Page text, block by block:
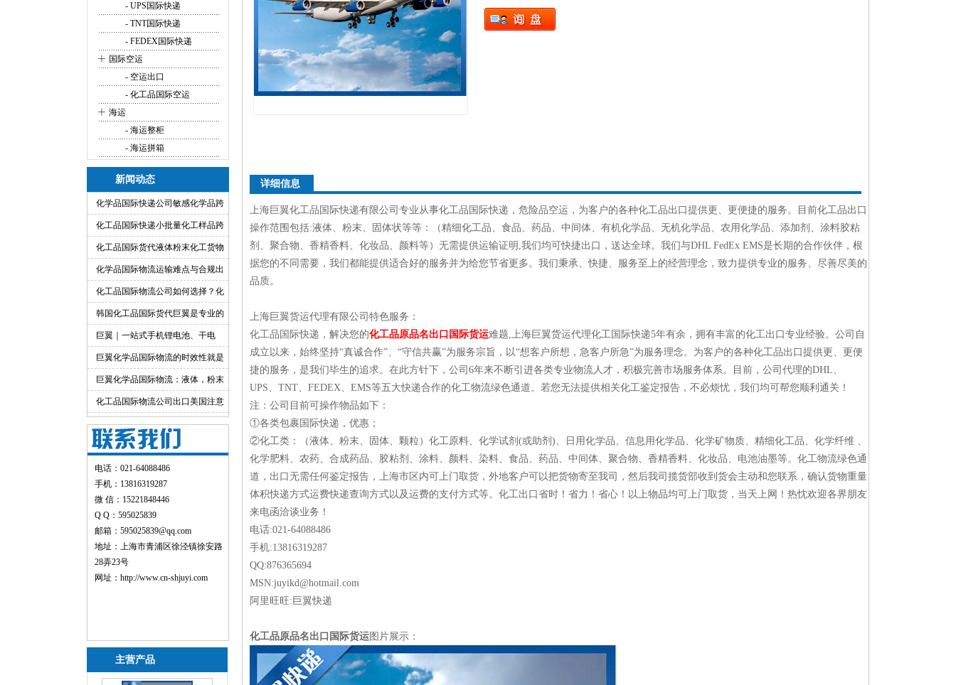
- UPS国际快递
- TNT国际快递
- FEDEX国际快递
+ 国际空运
- 空运出口
- 化工品国际空运
+ 海运
- 海运整柜
- 海运拼箱
新闻动态
化学品国际快递公司敏感化学品跨
境快递代理
化工品国际快递小批量化工样品跨
境运输渠道
化工品国际货代液体粉末化工货物
出口运输服务
化学品国际物流运输难点与合规出
货渠道详解
化工品国际物流公司如何选择？化
工货物跨境物流解决方案
韩国化工品国际货代巨翼是专业的
巨翼｜一站式手机锂电池、干电
池、纯电池国际快递出口
巨翼化学品国际物流的时效性就是
快！巨翼化学品国际物流：液体，粉末
均可邮寄
化工品国际物流公司出口美国注意
事项
电话：021-64088486
手机：13816319287
微 信：15221848446
Q Q：595025839
邮箱：595025839@qq.com
地址：上海市青浦区徐泾镇徐安路
28弄23号
网址： http://www.cn-shjuyi.com
主营产品
详细信息
上海巨翼化工品国际快递有限公司专业从事化工品国际快递，危险品空运，为客户的各种化工品出口提供更、更便捷的服务。目前化工品出口
操作范围包括:液体、粉末、固体状等等：（精细化工品、食品、药品、中间体、有机化学品、无机化学品、农用化学品、添加剂、涂料胶粘
剂、聚合物、香精香料、化妆品、颜料等）无需提供运输证明,我们均可快捷出口，送达全球。我们与DHL FedEx EMS是长期的合作伙伴，根
据您的不同需要，我们都能提供适合好的服务并为给您节省更多。我们秉承、快捷、服务至上的经营理念，致力提供专业的服务、尽善尽美的
品质。
上海巨翼货运代理有限公司特色服务：
化工品国际快递，解决您的化工品原品名出口国际货运难题,上海巨翼货运代理化工国际快递5年有余，拥有丰富的化工出口专业经验。公司自
成立以来，始终坚持“真诚合作”、“守信共赢”为服务宗旨，以“想客户所想，急客户所急”为服务理念。为客户的各种化工品出口提供更、更便
捷的服务，是我们毕生的追求。在此方针下，公司6年来不断引进各类专业物流人才，积极完善市场服务体系。目前，公司代理的DHL、
UPS、TNT、FEDEX、EMS等五大快递合作的化工物流绿色通道。若您无法提供相关化工鉴定报告，不必烦忧，我们均可帮您顺利通关！
注：公司目前可操作物品如下：
①各类包裹国际快递，优惠；
②化工类：（液体、粉末、固体、颗粒）化工原料、化学试剂(或助剂)、日用化学品、信息用化学品、化学矿物质、精细化工品、化学纤维 、
化学肥料、农药、合成药品、胶粘剂、涂料、颜料、染料、食品、药品、中间体、聚合物、香精香料、化妆品、电池油墨等。化工物流绿色通
道，出口无需任何鉴定报告，上海市区内可上门取货，外地客户可以把货物寄至我司，然后我司揽货部收到货会主动和您联系，确认货物重量
体积快递方式运费快递查询方式以及运费的支付方式等。化工出口省时！省力！省心！以上物品均可上门取货，当天上网！热忱欢迎各界朋友
来电函洽谈业务！
电话:021-64088486
手机:13816319287
QQ:876365694
MSN:juyikd@hotmail.com
阿里旺旺:巨翼快递
化工品原品名出口国际货运图片展示：